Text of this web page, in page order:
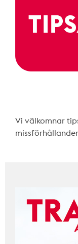
Vi välkomnar